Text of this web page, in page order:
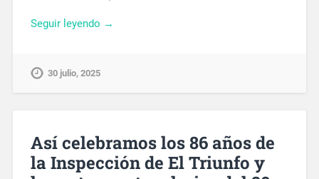
Seguir leyendo →
30 julio, 2025
Así celebramos los 86 años de
la Inspección de El Triunfo y